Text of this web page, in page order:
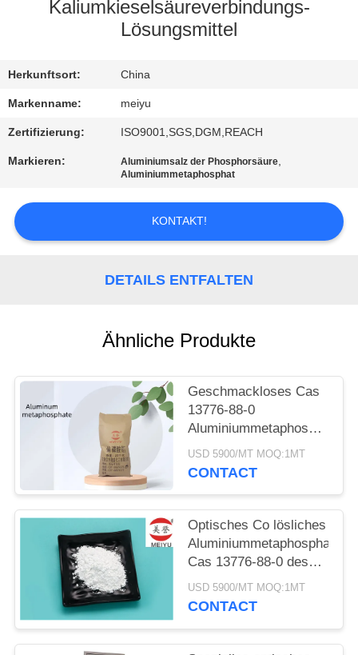
QUALITÄTSKONTROLLE
KONTAKT
MIT
UNS
UM
EIN
POLICY
Kaliumkieselsäureverbindungs-
Lösungsmittel
Herkunftsort: China
Markenname: meiyu
Zertifizierung: ISO9001,SGS,DGM,REACH
Markieren: Aluminiumsalz der Phosphorsäure,
Aluminiummetaphosphat
KONTAKT!
DETAILS ENTFALTEN
Ähnliche Produkte
Geschmackloses Cas
13776-88-0
Aluminiummetaphosphat
Weißpulver
Phosphatoptisches
USD 5900/MT MOQ:1MT
CONTACT
Optisches Co lösliches
Aluminiummetaphosphat
Cas 13776-88-0 des
speziellen Glas-
USD 5900/MT MOQ:1MT
CONTACT